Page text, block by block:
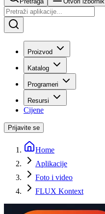
Proizvod
Katalog
Programeri
Resursi
Cijene
Prijavite se
Home
Aplikacije
Foto i video
FLUX Kontext